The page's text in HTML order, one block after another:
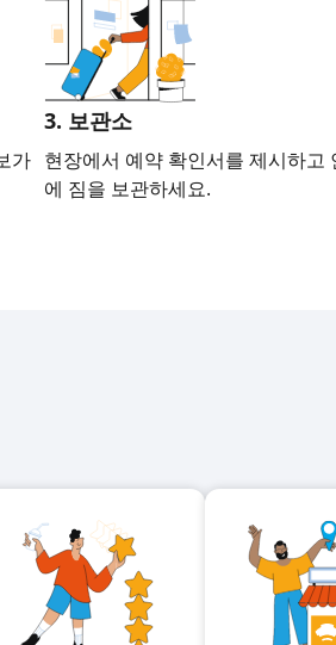
가
3. 보관소
현장에서 예약 확인서를 제시하고
에 짐을 보관하세요.